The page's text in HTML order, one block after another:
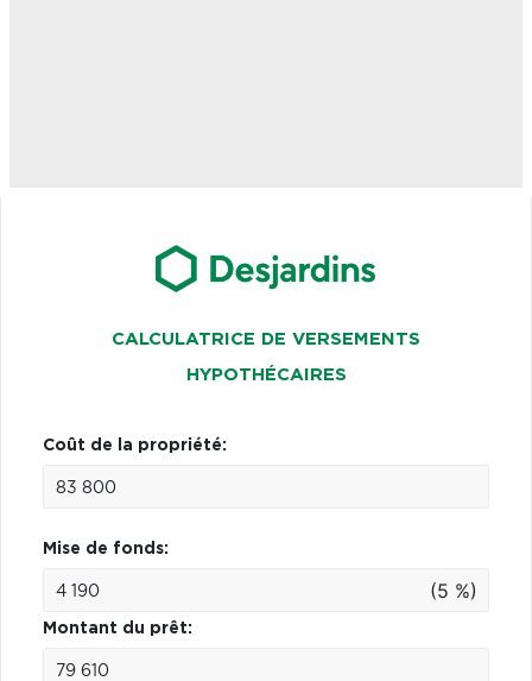
CALCULATRICE DE VERSEMENTS
HYPOTHÉCAIRES
Coût de la propriété:
Mise de fonds:
(5 %)
Montant du prêt: